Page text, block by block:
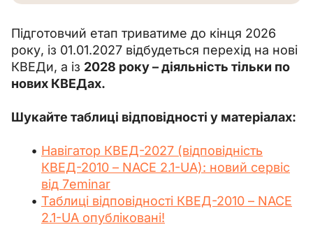
Підготовчий етап триватиме до кінця 2026
року, із 01.01.2027 відбудеться перехід на нові
КВЕДи, а із 2028 року – діяльність тільки по
нових КВЕДах.
Шукайте таблиці відповідності у матеріалах:
Навігатор КВЕД-2027 (відповідність
КВЕД-2010 – NACE 2.1-UA): новий сервіс
від 7eminar
Таблиці відповідності КВЕД-2010 – NACE
2.1-UA опубліковані!